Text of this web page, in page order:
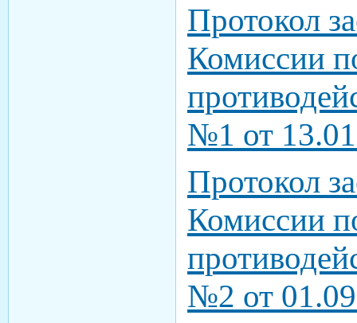
Протокол
Комиссии
№1 от
Протокол
Комиссии
№2 от